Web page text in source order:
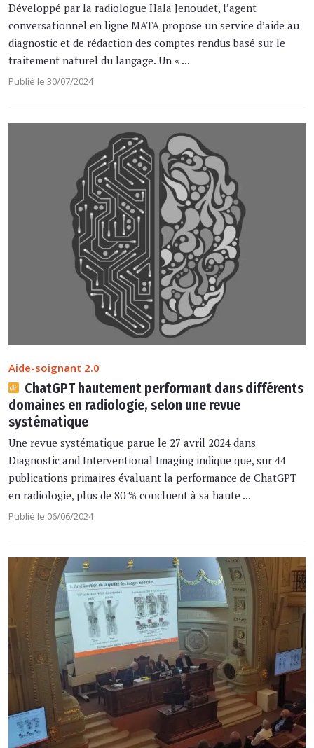
Développé par la radiologue Hala Jenoudet, l’agent
conversationnel en ligne MATA propose un service d’aide au
diagnostic et de rédaction des comptes rendus basé sur le
traitement naturel du langage. Un « ...
Publié le 30/07/2024
Aide-soignant 2.0
ChatGPT hautement performant dans différents
domaines en radiologie, selon une revue
systématique
Une revue systématique parue le 27 avril 2024 dans
Diagnostic and Interventional Imaging indique que, sur 44
publications primaires évaluant la performance de ChatGPT
en radiologie, plus de 80 % concluent à sa haute ...
Publié le 06/06/2024